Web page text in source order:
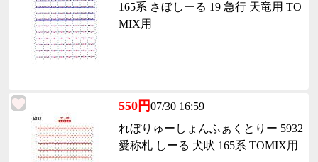
165系 さぼしーる 19 急行 天竜用 TO
MIX用
550円07/30 16:59
れぼりゅーしょんふぁくとりー 5932
愛称札 しーる 犬吠 165系 TOMIX用